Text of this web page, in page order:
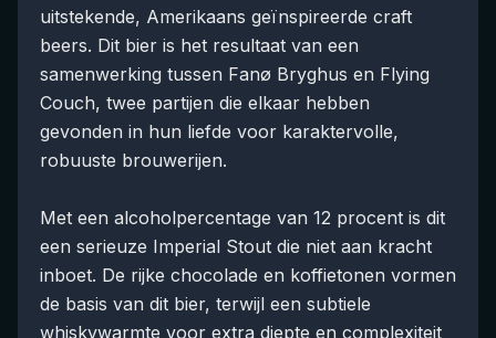
uitstekende, Amerikaans geïnspireerde craft
beers. Dit bier is het resultaat van een
samenwerking tussen Fanø Bryghus en Flying
Couch, twee partijen die elkaar hebben
gevonden in hun liefde voor karaktervolle,
robuuste brouwerijen.
Met een alcoholpercentage van 12 procent is dit
een serieuze Imperial Stout die niet aan kracht
inboet. De rijke chocolade en koffietonen vormen
de basis van dit bier, terwijl een subtiele
whiskywarmte voor extra diepte en complexiteit